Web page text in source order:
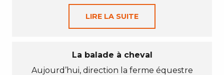
LIRE LA SUITE
La balade à cheval
Aujourd’hui, direction la ferme équestre